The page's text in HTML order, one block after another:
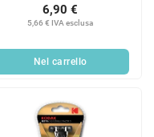
5,66 € IVA esclusa
6,90 €
Nel carrello